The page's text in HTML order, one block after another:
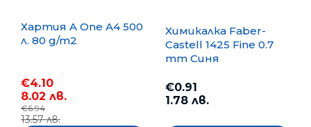
Хартия A One A4 500
л. 80 g/m2
€4.10
8.02 лв.
€6.94
13.57 лв.
Химикалка Faber-
Castell 1425 Fine 0.7
mm Синя
€0.91
1.78 лв.